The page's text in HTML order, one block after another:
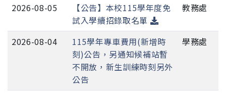
2026-08-05
【公告】本校115學年度免
試入學續招錄取名單
教務處
2026-08-04
115學年專車費用(新增時
刻)公告，另通知候補站暫
不開放，新生訓練時刻另外
公告
學務處